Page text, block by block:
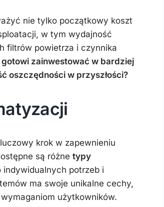
nie tylko początkowy koszt
w tym wydajność
filtrów powietrza i czynnika
zainwestować w bardziej
oszczędności w przyszłości?
krok w zapewnieniu
są różne typy
potrzeb i
ma swoje unikalne cechy,
użytkowników.